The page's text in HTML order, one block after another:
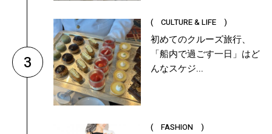
3
( CULTURE & LIFE )
初めてのクルーズ旅行、
「船内で過ごす一日」はど
んなスケジ...
( FASHION )